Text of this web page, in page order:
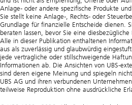
Anlage- oder andere spezifische Produkte
Sie stellt keine Anlage-, Rechts- oder
Grundlage für finanzielle Entscheide dienen.
beraten lassen, bevor Sie eine
Alle in dieser Publikation enthaltenen
aus als zuverlässig und glaubwürdig
jede vertragliche oder stillschweigende
Informationen ab. Die Ansichten von UBS-
sind deren eigene Meinung und spiegeln
UBS AG und ihren verbundenen
teilweise Reproduktion ohne ausdrückliche